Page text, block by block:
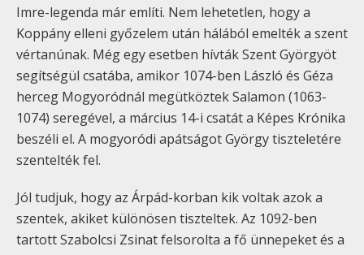
Imre-legenda már említi. Nem lehetetlen, hogy a
Koppány elleni győzelem után hálából emelték a szent
vértanúnak. Még egy esetben hívták Szent Györgyöt
segítségül csatába, amikor 1074-ben László és Géza
herceg Mogyoródnál megütköztek Salamon (1063-
1074) seregével, a március 14-i csatát a Képes Krónika
beszéli el. A mogyoródi apátságot György tiszteletére
szentelték fel.
Jól tudjuk, hogy az Árpád-korban kik voltak azok a
szentek, akiket különösen tiszteltek. Az 1092-ben
tartott Szabolcsi Zsinat felsorolta a fő ünnepeket és a